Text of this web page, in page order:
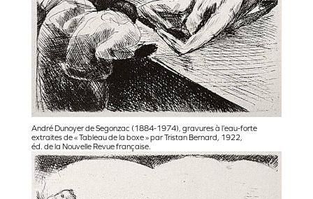
André Dunoyer de Segonzac (1884-1974), gravures à l’eau-forte
extraites de « Tableau de la boxe » par Tristan Bernard, 1922,
éd. de la Nouvelle Revue française.